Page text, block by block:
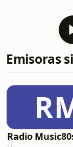
Emisoras
Radio